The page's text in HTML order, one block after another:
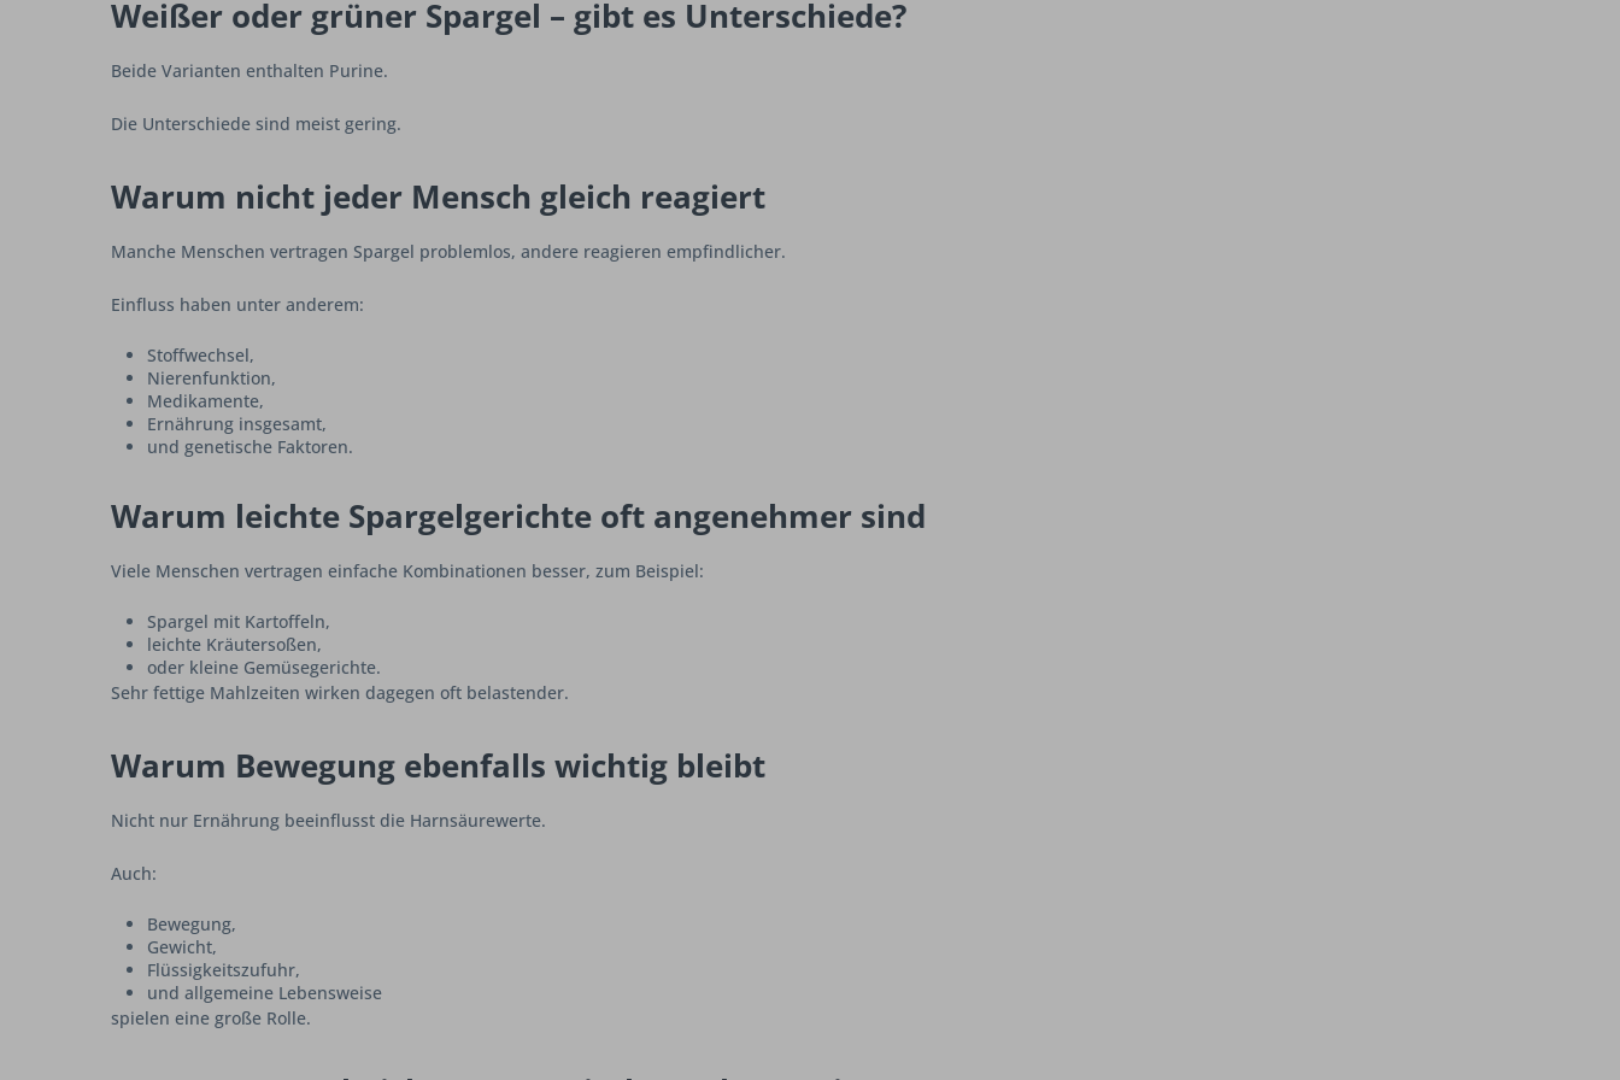
Weißer oder grüner Spargel – gibt es Unterschiede?
Beide Varianten enthalten Purine.
Die Unterschiede sind meist gering.
Warum nicht jeder Mensch gleich reagiert
Manche Menschen vertragen Spargel problemlos, andere reagieren empfindlicher.
Einfluss haben unter anderem:
Stoffwechsel,
Nierenfunktion,
Medikamente,
Ernährung insgesamt,
und genetische Faktoren.
Warum leichte Spargelgerichte oft angenehmer sind
Viele Menschen vertragen einfache Kombinationen besser, zum Beispiel:
Spargel mit Kartoffeln,
leichte Kräutersoßen,
oder kleine Gemüsegerichte.
Sehr fettige Mahlzeiten wirken dagegen oft belastender.
Warum Bewegung ebenfalls wichtig bleibt
Nicht nur Ernährung beeinflusst die Harnsäurewerte.
Auch:
Bewegung,
Gewicht,
Flüssigkeitszufuhr,
und allgemeine Lebensweise
spielen eine große Rolle.